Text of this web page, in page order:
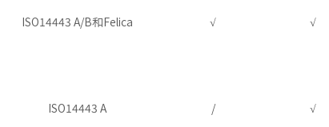
ISO14443 A/B和Felica √ √
ISO14443 A
/ √